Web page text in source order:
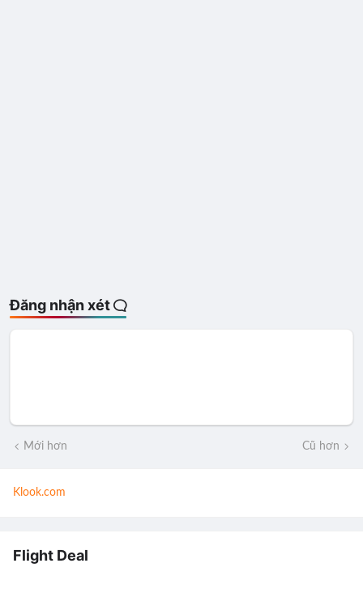
Đăng nhận xét
Mới hơn Cũ hơn
Klook.com
Flight Deal